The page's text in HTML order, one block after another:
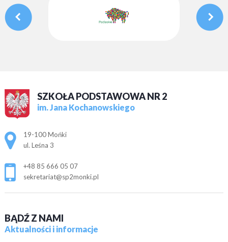
SZKOŁA PODSTAWOWA NR 2
im. Jana Kochanowskiego
Adres pocztowy:
19-100 Mońki
ul. Leśna 3
+48 85 666 05 07
sekretariat@sp2monki.pl
BĄDŹ Z NAMI
Aktualności i informacje